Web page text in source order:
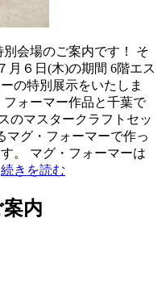
会場のご案内です！ そ
月６日(木)の期間 6階エス
の特別展示をいたしま
ォーマー作品と千葉で
のマスタークラフトセッ
マグ・フォーマーで作っ
。 マグ・フォーマーは
続きを読む
内